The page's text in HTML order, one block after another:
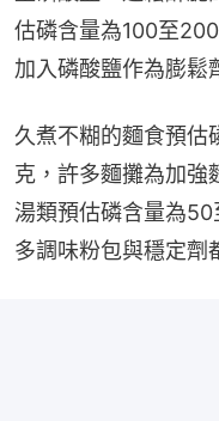
估磷含量為100至
加入磷酸鹽作為膨鬆
久煮不糊的麵食預估
克，許多麵攤為加強
湯類預估磷含量為
多調味粉包與穩定劑